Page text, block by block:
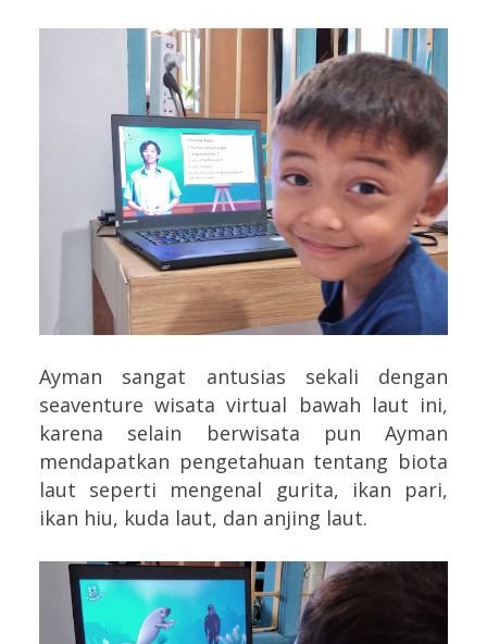
Ayman sangat antusias sekali dengan
seaventure wisata virtual bawah laut ini,
karena selain berwisata pun Ayman
mendapatkan pengetahuan tentang biota
laut seperti mengenal gurita, ikan pari,
ikan hiu, kuda laut, dan anjing laut.